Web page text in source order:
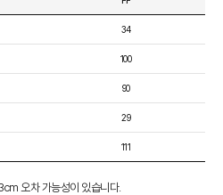
34
100
90
29
111
오차 가능성이 있습니다.